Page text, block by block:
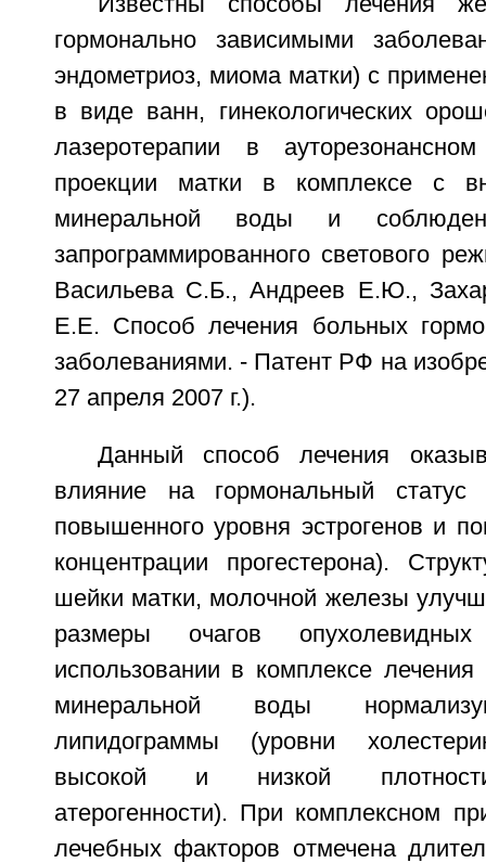
гормонально зависимыми
эндометриоз, миома матки) с
в виде ванн, гинекологических
лазеротерапии в
проекции матки в комплексе с
минеральной воды и
запрограммированного светового
Васильева С.Б., Андреев Е.Ю.,
Е.Е. Способ лечения больных
заболеваниями. - Патент РФ на
27 апреля 2007 г.).
Данный способ лечения
влияние на гормональный статус
повышенного уровня эстрогенов и
концентрации прогестерона).
шейки матки, молочной железы
размеры очагов
использовании в комплексе лечения
минеральной воды
липидограммы (уровни
высокой и низкой
атерогенности). При комплексном
лечебных факторов отмечена